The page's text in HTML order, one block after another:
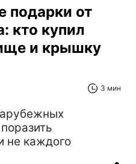
подарки от
кто купил
и крышку
3 мин
не каждого